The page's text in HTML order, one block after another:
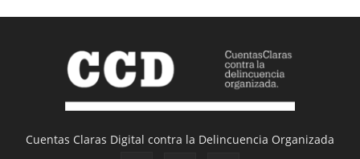
Cuentas Claras Digital contra la Delincuencia Organizada